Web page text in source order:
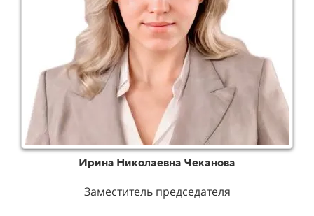
Ирина Николаевна Чеканова
Заместитель председателя